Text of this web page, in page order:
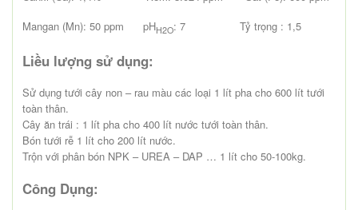
Mangan (Mn): 50 ppm pHH2O: 7 Tỷ trọng : 1,5
Liều lượng sử dụng:
Sử dụng tưới cây non – rau màu các loại 1 lít pha cho 600 lít tưới
toàn thân.
Cây ăn trái : 1 lít pha cho 400 lít nước tưới toàn thân.
Bón tưới rễ 1 lít cho 200 lít nước.
Trộn với phân bón NPK – UREA – DAP … 1 lít cho 50-100kg.
Công Dụng: